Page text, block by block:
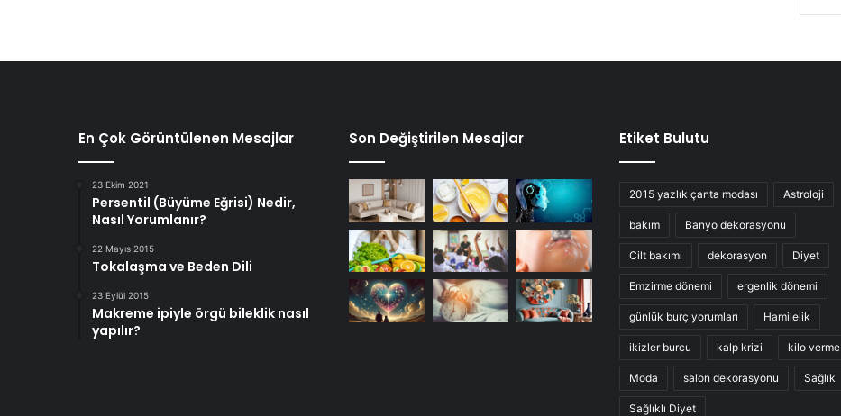
En Çok Görüntülenen Mesajlar
23 Ekim 2021
Persentil (Büyüme Eğrisi) Nedir,
Nasıl Yorumlanır?
22 Mayıs 2015
Tokalaşma ve Beden Dili
23 Eylül 2015
Makreme ipiyle örgü bileklik nasıl
yapılır?
Son Değiştirilen Mesajlar Etiket Bulutu
2015 yazlık çanta modası Astroloji
bakım Banyo dekorasyonu
Cilt bakımı dekorasyon Diyet
Emzirme dönemi ergenlik dönemi
günlük burç yorumları Hamilelik
ikizler burcu kalp krizi kilo verme
Moda salon dekorasyonu Sağlık
Sağlıklı Diyet